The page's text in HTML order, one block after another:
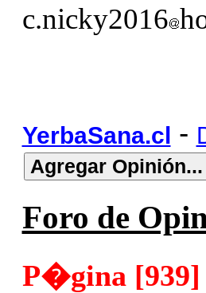
c.nicky2016
YerbaSana.cl -
Foro de
P�gina [939]